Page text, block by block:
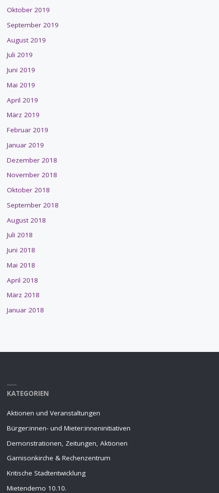
Oktober 2019
September 2019
August 2019
Juli 2019
Juni 2019
Mai 2019
April 2019
März 2019
Februar 2019
Januar 2019
Dezember 2018
November 2018
Oktober 2018
September 2018
August 2018
Juli 2018
Juni 2018
Mai 2018
April 2018
März 2018
Januar 2018
KATEGORIEN
Aktionen und Veranstaltungen
Bürger:innen- und Mieter:inneninitiativen
Demonstrationen, Zeitungen, Aktionen
Garnisonkirche & Rechenzentrum
Kritische Stadtentwicklung
Mietendemo 10.10.